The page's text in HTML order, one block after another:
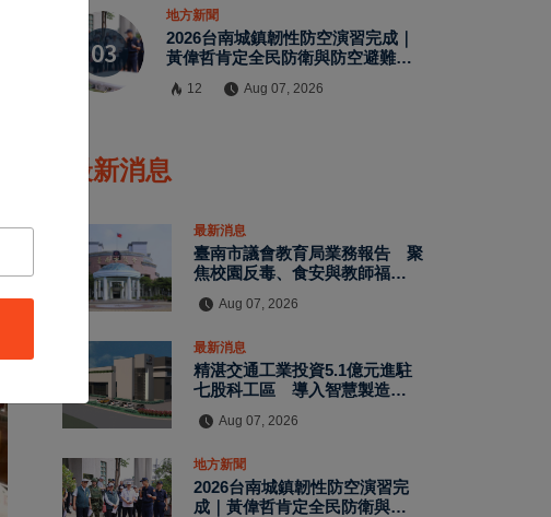
地方新聞
2026台南城鎮韌性防空演習完成｜
黃偉哲肯定全民防衛與防空避難整
12 Aug 07, 2026
最新消息
最新消息
臺南市議會教育局業務報告 聚
焦校園反毒、食安與教師福利
Aug 07, 2026
最新消息
精湛交通工業投資5.1億元進駐
七股科工區 導入智慧製造再添
Aug 07, 2026
地方新聞
2026台南城鎮韌性防空演習完
成｜黃偉哲肯定全民防衛與防空